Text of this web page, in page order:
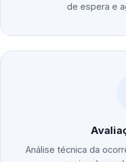
de espera e
Análise técnica da